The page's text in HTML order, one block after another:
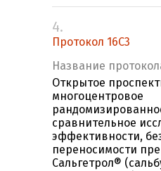
4.
Протокол 16С3
Название
Открытое
многоцентровое
сравнительное
эффективности,
переносимости
Сальгетрол®